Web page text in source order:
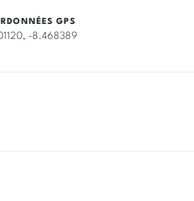
GPS
-8.468389